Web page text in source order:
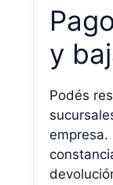
y
Podés
empresa.